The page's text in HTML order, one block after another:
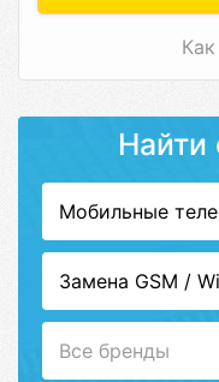
Найти
Мобильные
Замена GSM /
Все бренды